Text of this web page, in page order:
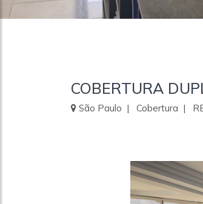
COBERTURA
São Paulo | Cobertura |